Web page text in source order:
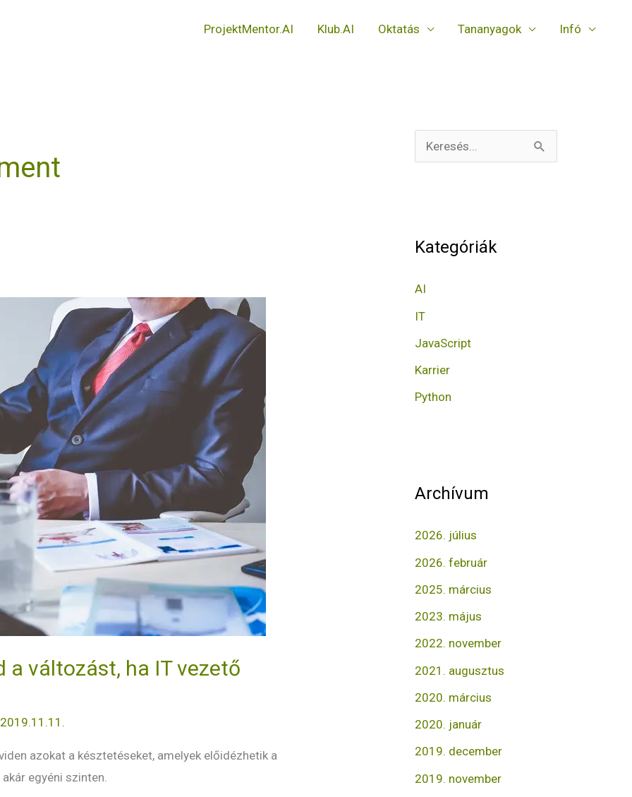
ProjektMentor.AI Klub.AI Oktatás Tananyagok Infó
a változást, ha IT vezető
2019.11.11.
azokat a késztetéseket, amelyek előidézhetik a
egyéni szinten.
c
f
o
r
:
Kategóriák
AI
IT
JavaScript
Karrier
Python
Archívum
2026. július
2026. február
2025. március
2023. május
2022. november
2021. augusztus
2020. március
2020. január
2019. december
2019. november